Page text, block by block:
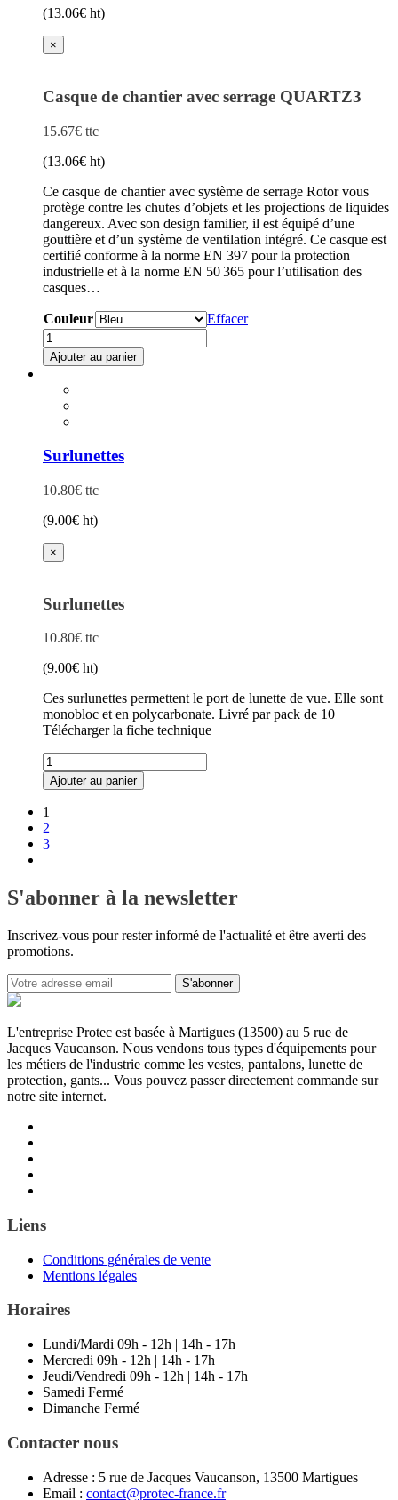
choisies
sur
la
page
produit
(13.06€ ht)
×
Casque de chantier avec serrage QUARTZ3
15.67€ ttc
(13.06€ ht)
Ce casque de chantier avec système de serrage Rotor vous
protège contre les chutes d’objets et les projections de liquides
dangereux. Avec son design familier, il est équipé d’une
gouttière et d’un système de ventilation intégré. Ce casque est
certifié conforme à la norme EN 397 pour la protection
industrielle et à la norme EN 50 365 pour l’utilisation des
casques…
Couleur
Effacer
quantité
de
Casque
QUARTZ3
Ajouter au panier
Surlunettes
10.80€ ttc
(9.00€ ht)
×
Surlunettes
10.80€ ttc
(9.00€ ht)
Ces surlunettes permettent le port de lunette de vue. Elle sont
monobloc et en polycarbonate. Livré par pack de 10
Télécharger la fiche technique
quantité
de
Surlunettes
Ajouter au panier
1
2
3
S'abonner à la newsletter
Inscrivez-vous pour rester informé de l'actualité et être averti des
promotions.
L'entreprise Protec est basée à Martigues (13500) au 5 rue de
Jacques Vaucanson. Nous vendons tous types d'équipements pour
les métiers de l'industrie comme les vestes, pantalons, lunette de
protection, gants... Vous pouvez passer directement commande sur
notre site internet.
Liens
Conditions générales de vente
Mentions légales
Horaires
Lundi/Mardi 09h - 12h | 14h - 17h
Mercredi 09h - 12h | 14h - 17h
Jeudi/Vendredi 09h - 12h | 14h - 17h
Samedi Fermé
Dimanche Fermé
Contacter nous
Adresse : 5 rue de Jacques Vaucanson, 13500 Martigues
Email : contact@protec-france.fr